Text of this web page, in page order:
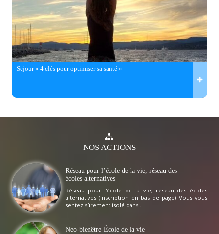
Séjour « 4 clés pour optimiser sa santé »
NOSACTIONS
Réseau pour l’école de la vie, réseau des
écoles alternatives
Réseau pour l'école de la vie, réseau des écoles
alternatives (inscription en bas de page) Vous vous
sentez sûrement isolé dans...
Neo-bienêtre-École de la vie